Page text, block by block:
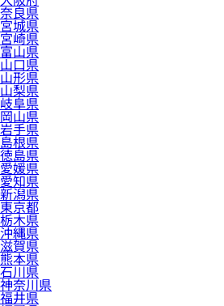
奈良県
宮城県
宮崎県
富山県
山口県
山形県
山梨県
岐阜県
岡山県
岩手県
島根県
徳島県
愛媛県
愛知県
新潟県
東京都
栃木県
沖縄県
滋賀県
熊本県
石川県
神奈川県
福井県